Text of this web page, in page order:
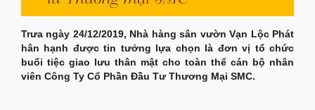
Trưa ngày 24/12/2019, Nhà hàng sân vườn Vạn Lộc Phát
hân hạnh được tin tưởng lựa chọn là đơn vị tổ chức
buổi tiệc giao lưu thân mật cho toàn thể cán bộ nhân
viên Công Ty Cổ Phần Đầu Tư Thương Mại SMC.